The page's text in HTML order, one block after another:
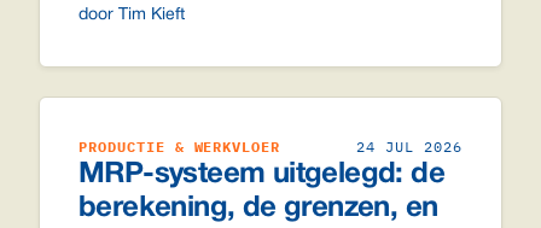
door Tim Kieft
PRODUCTIE & WERKVLOER 24 JUL 2026
MRP-systeem uitgelegd: de
berekening, de grenzen, en